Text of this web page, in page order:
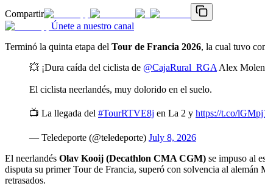
Compartir
Únete a nuestro canal
Terminó la quinta etapa del Tour de Francia 2026, la cual tuvo
💥 ¡Dura caída del ciclista de @CajaRural_RGA Alex
El ciclista neerlandés, muy dolorido en el suelo.
📺 La llegada del #TourRTVE8j en La 2 y https://t.co/
— Teledeporte (@teledeporte) July 8, 2026
El neerlandés Olav Kooij (Decathlon CMA CGM) se impuso al
disputa su primer Tour de Francia, superó con solvencia al
retrasados.